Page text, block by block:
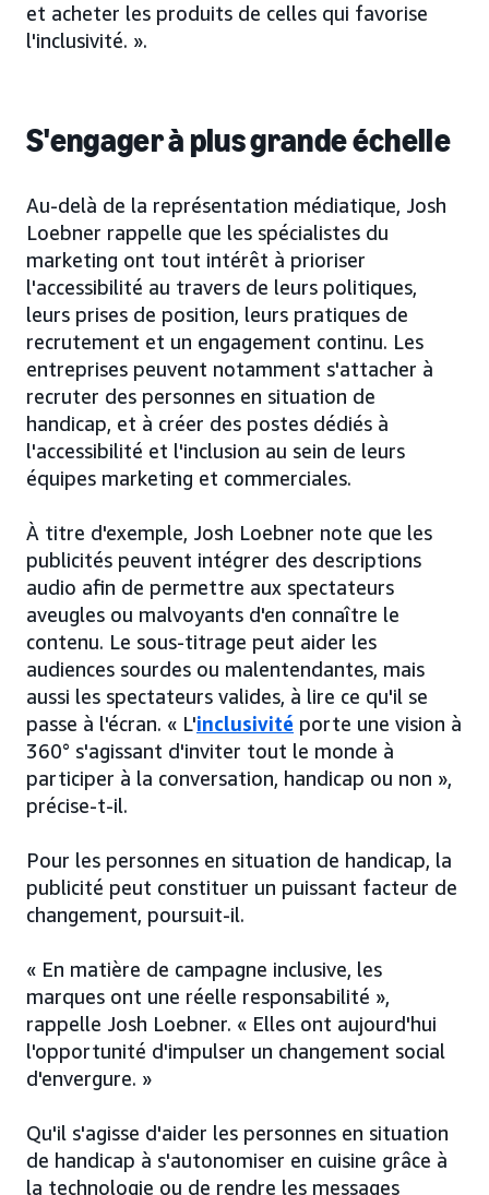
et acheter les produits de celles qui favorise
l'inclusivité. ».
S'engager à plus grande échelle
Au-delà de la représentation médiatique, Josh
Loebner rappelle que les spécialistes du
marketing ont tout intérêt à prioriser
l'accessibilité au travers de leurs politiques,
leurs prises de position, leurs pratiques de
recrutement et un engagement continu. Les
entreprises peuvent notamment s'attacher à
recruter des personnes en situation de
handicap, et à créer des postes dédiés à
l'accessibilité et l'inclusion au sein de leurs
équipes marketing et commerciales.
À titre d'exemple, Josh Loebner note que les
publicités peuvent intégrer des descriptions
audio afin de permettre aux spectateurs
aveugles ou malvoyants d'en connaître le
contenu. Le sous-titrage peut aider les
audiences sourdes ou malentendantes, mais
aussi les spectateurs valides, à lire ce qu'il se
passe à l'écran. « L'inclusivité porte une vision à
360° s'agissant d'inviter tout le monde à
participer à la conversation, handicap ou non »,
précise-t-il.
Pour les personnes en situation de handicap, la
publicité peut constituer un puissant facteur de
changement, poursuit-il.
« En matière de campagne inclusive, les
marques ont une réelle responsabilité »,
rappelle Josh Loebner. « Elles ont aujourd'hui
l'opportunité d'impulser un changement social
d'envergure. »
Qu'il s'agisse d'aider les personnes en situation
de handicap à s'autonomiser en cuisine grâce à
la technologie ou de rendre les messages